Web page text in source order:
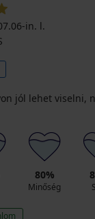
in. l.
jól lehet viselni,
80%
Minőség